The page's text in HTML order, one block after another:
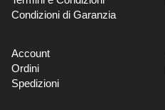
Condizioni di Garanzia
Account
Ordini
Spedizioni